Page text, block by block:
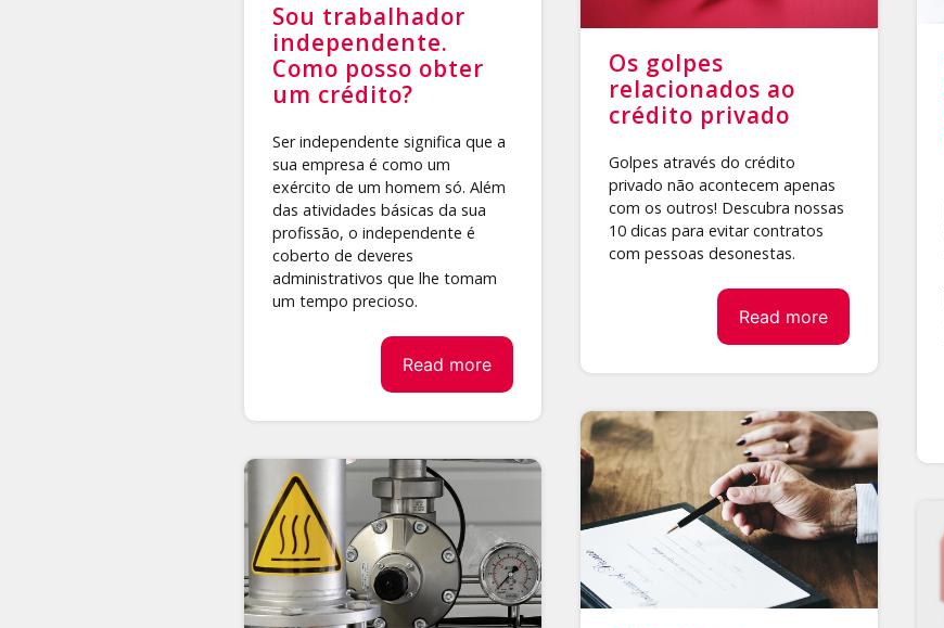
Sou trabalhador
independente.
Como posso obter
um crédito?
Ser independente significa que a
sua empresa é como um
exército de um homem só. Além
das atividades básicas da sua
profissão, o independente é
coberto de deveres
administrativos que lhe tomam
um tempo precioso.
Read more
Os golpes
relacionados ao
crédito privado
Golpes através do crédito
privado não acontecem apenas
com os outros! Descubra nossas
10 dicas para evitar contratos
com pessoas desonestas.
Read more